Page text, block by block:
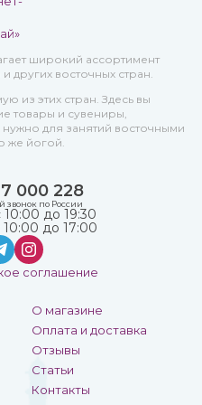
широкий ассортимент
других восточных стран.
из этих стран. Здесь вы
товары и сувениры,
для занятий восточными
же йогой.
О магазине
Оплата и доставка
Отзывы
Статьи
Контакты
000 228
звонок по России
10:00 до 19:30
10:00 до 17:00
соглашение